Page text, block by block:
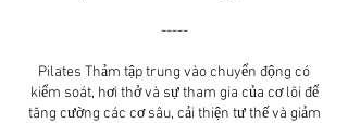
-----
Pilates Thảm tập trung vào chuyển động có
kiểm soát, hơi thở và sự tham gia của cơ lõi để
tăng cường các cơ sâu, cải thiện tư thế và giảm